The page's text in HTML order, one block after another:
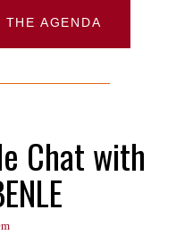
AGENDA
Chat with